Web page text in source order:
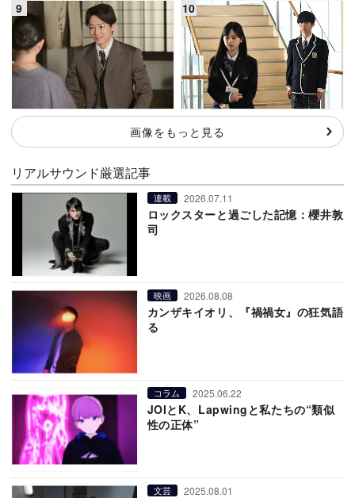
画像をもっと見る
リアルサウンド厳選記事
連載 2026.07.11
ロックスターと過ごした記憶：櫻井敦
司
映画 2026.08.08
カンザキイオリ、『禍禍女』の狂気語
る
コラム 2025.06.22
JOIとK、Lapwingと私たちの“類似
性の正体”
文芸 2025.08.01